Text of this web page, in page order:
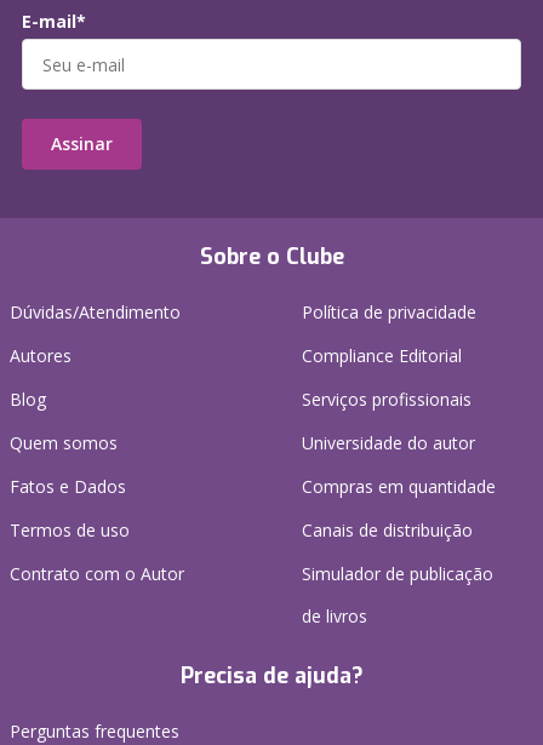
Sobre o Clube
Dúvidas/Atendimento
Autores
Blog
Quem somos
Fatos e Dados
Termos de uso
Contrato com o Autor
Política de privacidade
Compliance Editorial
Serviços profissionais
Universidade do autor
Compras em quantidade
Canais de distribuição
Simulador de publicação
de livros
Precisa de ajuda?
Perguntas frequentes
E-mail*
Assinar